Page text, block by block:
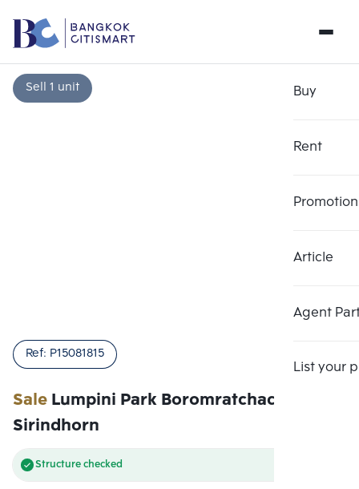
Buy
Rent
Promotion
Article
Agent
List your
Sell 1 unit
SaleLumpini Park Boromratchachonni-
Sirindhorn
Ref: P15081815
Structure checked
Number 3